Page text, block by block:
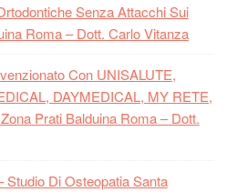
Senza Attacchi Sui
Roma – Dott. Carlo Vitanza
Con UNISALUTE,
DAYMEDICAL, MY RETE,
Prati Balduina Roma – Dott.
Studio Di Osteopatia Santa